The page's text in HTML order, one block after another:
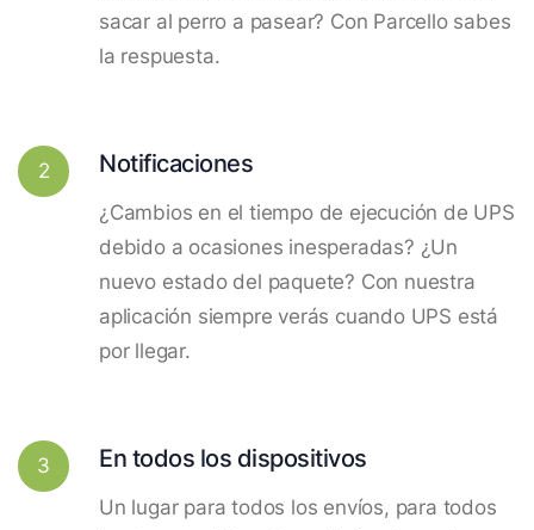
sacar al perro a pasear? Con Parcello sabes
la respuesta.
2 Notificaciones
¿Cambios en el tiempo de ejecución de UPS
debido a ocasiones inesperadas? ¿Un
nuevo estado del paquete? Con nuestra
aplicación siempre verás cuando UPS está
por llegar.
3 En todos los dispositivos
Un lugar para todos los envíos, para todos